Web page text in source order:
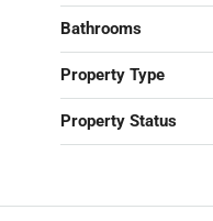
Bathrooms
Property Type
Property Status